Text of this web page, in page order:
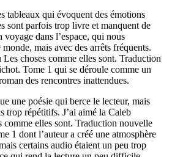
tableaux qui évoquent des émotions
sont parfois trop livre et manquent de
voyage dans l’espace, qui nous
mais avec des arrêts fréquents.
choses comme elles sont. Traduction
Tome 1 qui se déroule comme un
des rencontres inattendues.
une poésie qui berce le lecteur, mais
trop répétitifs. J’ai aimé la Caleb
comme elles sont. Traduction nouvelle
1 dont l’auteur a créé une atmosphère
certains audio étaient un peu trop